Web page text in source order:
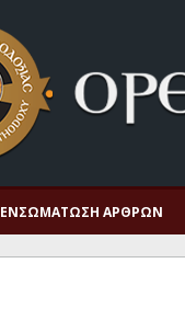
ΕΝΣΩΜΆΤΩΣΗ ΆΡΘΡΩΝ